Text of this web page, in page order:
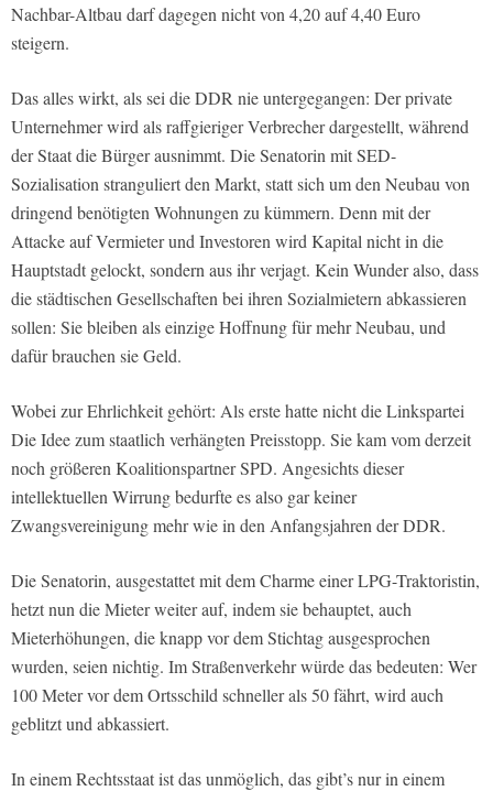
Nachbar-Altbau darf dagegen nicht von 4,20 auf 4,40 Euro
steigern.
Das alles wirkt, als sei die DDR nie untergegangen: Der private
Unternehmer wird als raffgieriger Verbrecher dargestellt, während
der Staat die Bürger ausnimmt. Die Senatorin mit SED-
Sozialisation stranguliert den Markt, statt sich um den Neubau von
dringend benötigten Wohnungen zu kümmern. Denn mit der
Attacke auf Vermieter und Investoren wird Kapital nicht in die
Hauptstadt gelockt, sondern aus ihr verjagt. Kein Wunder also, dass
die städtischen Gesellschaften bei ihren Sozialmietern abkassieren
sollen: Sie bleiben als einzige Hoffnung für mehr Neubau, und
dafür brauchen sie Geld.
Wobei zur Ehrlichkeit gehört: Als erste hatte nicht die Linkspartei
Die Idee zum staatlich verhängten Preisstopp. Sie kam vom derzeit
noch größeren Koalitionspartner SPD. Angesichts dieser
intellektuellen Wirrung bedurfte es also gar keiner
Zwangsvereinigung mehr wie in den Anfangsjahren der DDR.
Die Senatorin, ausgestattet mit dem Charme einer LPG-Traktoristin,
hetzt nun die Mieter weiter auf, indem sie behauptet, auch
Mieterhöhungen, die knapp vor dem Stichtag ausgesprochen
wurden, seien nichtig. Im Straßenverkehr würde das bedeuten: Wer
100 Meter vor dem Ortsschild schneller als 50 fährt, wird auch
geblitzt und abkassiert.
In einem Rechtsstaat ist das unmöglich, das gibt’s nur in einem